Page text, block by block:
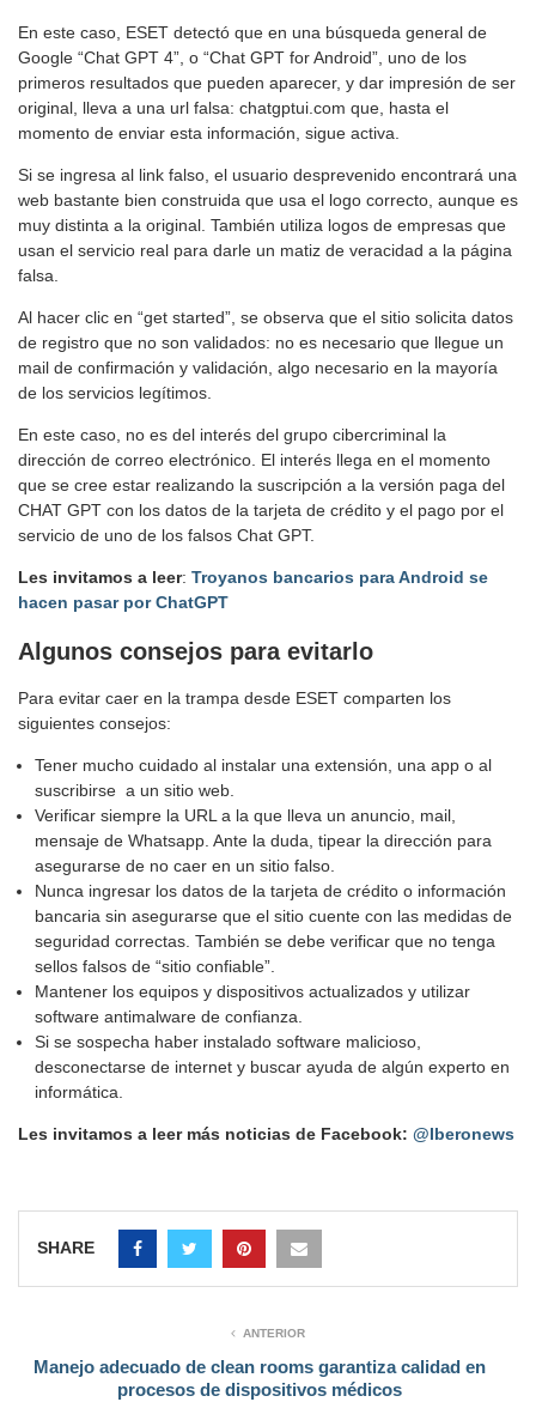
En este caso, ESET detectó que en una búsqueda general de
Google “Chat GPT 4”, o “Chat GPT for Android”, uno de los
primeros resultados que pueden aparecer, y dar impresión de ser
original, lleva a una url falsa: chatgptui.com que, hasta el
momento de enviar esta información, sigue activa.
Si se ingresa al link falso, el usuario desprevenido encontrará una
web bastante bien construida que usa el logo correcto, aunque es
muy distinta a la original. También utiliza logos de empresas que
usan el servicio real para darle un matiz de veracidad a la página
falsa.
Al hacer clic en “get started”, se observa que el sitio solicita datos
de registro que no son validados: no es necesario que llegue un
mail de confirmación y validación, algo necesario en la mayoría
de los servicios legítimos.
En este caso, no es del interés del grupo cibercriminal la
dirección de correo electrónico. El interés llega en el momento
que se cree estar realizando la suscripción a la versión paga del
CHAT GPT con los datos de la tarjeta de crédito y el pago por el
servicio de uno de los falsos Chat GPT.
Les invitamos a leer: Troyanos bancarios para Android se
hacen pasar por ChatGPT
Algunos consejos para evitarlo
Para evitar caer en la trampa desde ESET comparten los
siguientes consejos:
Tener mucho cuidado al instalar una extensión, una app o al
suscribirse a un sitio web.
Verificar siempre la URL a la que lleva un anuncio, mail,
mensaje de Whatsapp. Ante la duda, tipear la dirección para
asegurarse de no caer en un sitio falso.
Nunca ingresar los datos de la tarjeta de crédito o información
bancaria sin asegurarse que el sitio cuente con las medidas de
seguridad correctas. También se debe verificar que no tenga
sellos falsos de “sitio confiable”.
Mantener los equipos y dispositivos actualizados y utilizar
software antimalware de confianza.
Si se sospecha haber instalado software malicioso,
desconectarse de internet y buscar ayuda de algún experto en
informática.
Les invitamos a leer más noticias de Facebook: @Iberonews
SHARE
ANTERIOR
Manejo adecuado de clean rooms garantiza calidad en
procesos de dispositivos médicos